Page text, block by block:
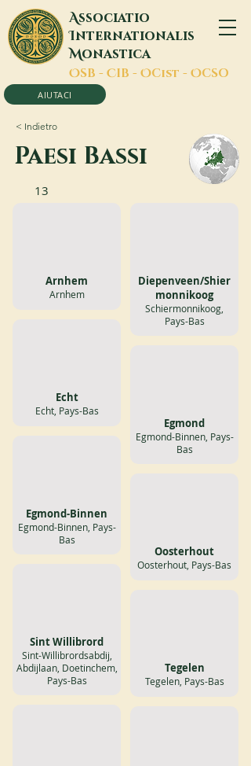
Associatio
Internationalis
Monastica
OSB - CIB - OCist - OCSO
AIUTACI
< Indietro
Paesi Bassi
13
Arnhem
Arnhem
Echt
Echt, Pays-Bas
Egmond-Binnen
Egmond-Binnen, Pays-
Bas
Sint Willibrord
Sint-Willibrordsabdij,
Abdijlaan, Doetinchem,
Pays-Bas
Diepenveen/Shier
monnikoog
Schiermonnikoog,
Pays-Bas
Egmond
Egmond-Binnen, Pays-
Bas
Oosterhout
Oosterhout, Pays-Bas
Tegelen
Tegelen, Pays-Bas